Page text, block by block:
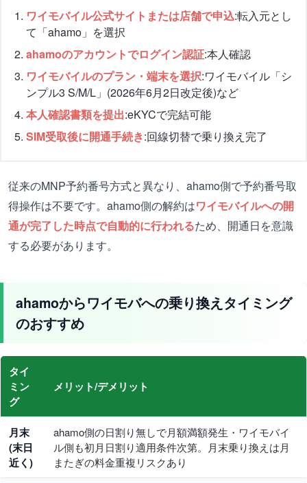
ワイモバイル公式サイトまたは店舗で申込:転入元とし
て「ahamo」を選択
ahamoのアカウントでログイン認証:本人確認
ワイモバイルのプラン・端末を選択:ワイモバイル「シ
ンプル3 S/M/L」(2026年6月2日改定後)など
本人確認書類を提出:eKYCで完結可能
SIM受取後に開通手続き:回線切替で乗り換え完了
従来のMNP予約番号方式と異なり、ahamo側で予約番号取
得操作は不要です。ahamo側の解約はワイモバイルへの開
通が完了した時点で自動的に行われるため、開通日を意識
する必要があります。
ahamoからワイモバへの乗り換えタイミング
のおすすめ
タイ
ミン
グ
メリット/デメリット
月末
(末日
近く)
ahamo側の日割り無しで月額満額発生・ワイモバイ
ル側も初月日割り適用条件次第。月末乗り換えは月
またぎの料金重複リスクあり